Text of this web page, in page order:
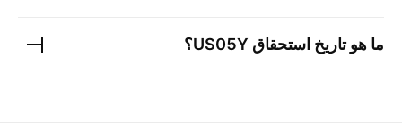
ما هو تاريخ استحقاق US05Y؟